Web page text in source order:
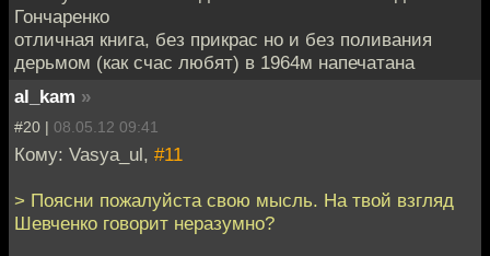
Гончаренко
отличная книга, без прикрас но и без поливания
дерьмом (как счас любят) в 1964м напечатана
al_kam »
#20 | 08.05.12 09:41
Кому: Vasya_ul, #11
> Поясни пожалуйста свою мысль. На твой взгляд
Шевченко говорит неразумно?